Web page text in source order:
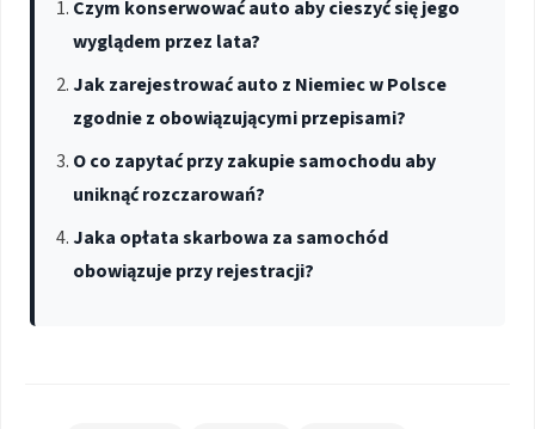
Czym konserwować auto aby cieszyć się jego
wyglądem przez lata?
Jak zarejestrować auto z Niemiec w Polsce
zgodnie z obowiązującymi przepisami?
O co zapytać przy zakupie samochodu aby
uniknąć rozczarowań?
Jaka opłata skarbowa za samochód
obowiązuje przy rejestracji?